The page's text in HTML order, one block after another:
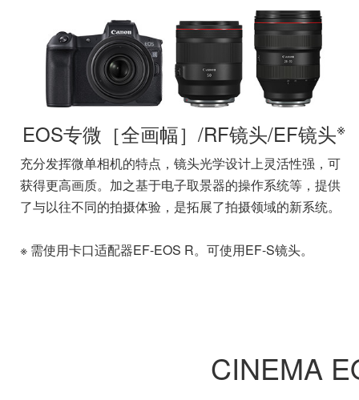
EOS专微［全画幅］/RF镜头/EF镜头※
充分发挥微单相机的特点，镜头光学设计上灵活性强，可
获得更高画质。加之基于电子取景器的操作系统等，提供
了与以往不同的拍摄体验，是拓展了拍摄领域的新系统。
※ 需使用卡口适配器EF-EOS R。可使用EF-S镜头。
CINEMA